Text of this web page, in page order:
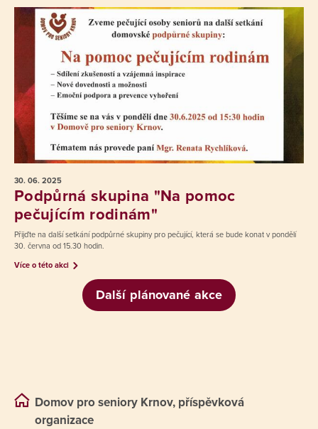
30. 06. 2025
Podpůrná skupina "Na pomoc
pečujícím rodinám"
Přijďte na další setkání podpůrné skupiny pro pečující, která se bude konat v pondělí
30. června od 15.30 hodin.
Více o této akci
Další plánované akce
Domov pro seniory Krnov, příspěvková
organizace